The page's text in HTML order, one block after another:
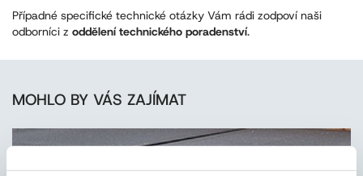
Případné specifické technické otázky Vám rádi zodpoví naši
odborníci z oddělení technického poradenství.
MOHLO BY VÁS ZAJÍMAT